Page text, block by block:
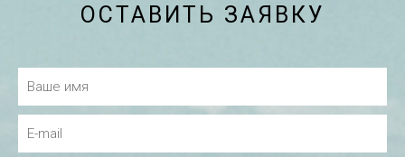
ОСТАВИТЬ ЗАЯВКУ